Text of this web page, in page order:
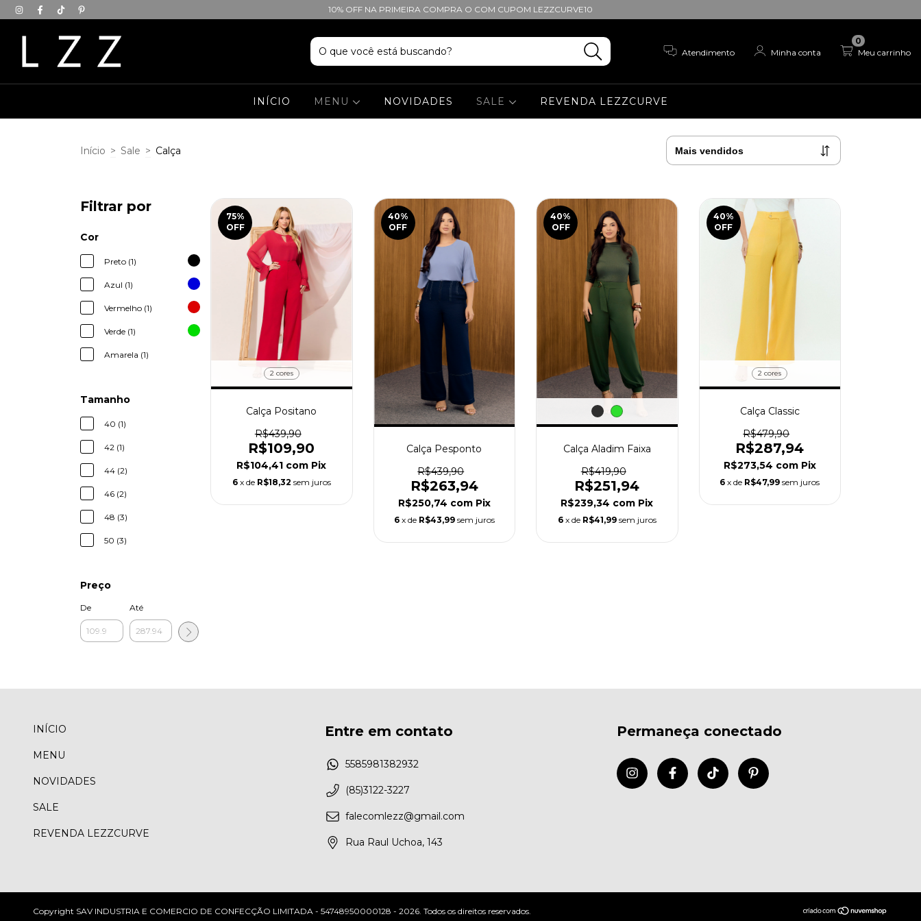
10% OFF NA PRIMEIRA COMPRA O COM CUPOM LEZZCURVE10
Atendimento Minha conta Meu carrinho
0
INÍCIO MENU NOVIDADES SALE REVENDA LEZZCURVE
Início > Sale > Calça
Filtrar por
Cor
Preto (1)
Azul (1)
Vermelho (1)
Verde (1)
Amarela (1)
Tamanho
40 (1)
42 (1)
44 (2)
46 (2)
48 (3)
50 (3)
Preço
De Até
75%
OFF
2 cores
Calça Positano
R$439,90
R$109,90
R$104,41 com Pix
6 x de R$18,32 sem juros
40%
OFF
Calça Pesponto
R$439,90
R$263,94
R$250,74 com Pix
6 x de R$43,99 sem juros
40%
OFF
Calça Aladim Faixa
R$419,90
R$251,94
R$239,34 com Pix
6 x de R$41,99 sem juros
40%
OFF
2 cores
Calça Classic
R$479,90
R$287,94
R$273,54 com Pix
6 x de R$47,99 sem juros
INÍCIO
MENU
NOVIDADES
SALE
REVENDA LEZZCURVE
Entre em contato
5585981382932
(85)3122-3227
falecomlezz@gmail.com
Rua Raul Uchoa, 143
Permaneça conectado
Copyright SAV INDUSTRIA E COMERCIO DE CONFECÇÃO LIMITADA - 54748950000128 - 2026. Todos os direitos reservados.